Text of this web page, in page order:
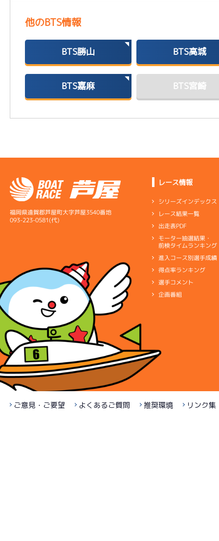
他のBTS情報
BTS勝山 BTS高城
BTS嘉麻 BTS宮崎
福岡県遠賀郡芦屋町大字芦屋3540番地
093-223-0581(代)
レース情報
シリーズインデックス
レース結果一覧
出走表PDF
モーター抽選結果・
前検タイムランキング
進入コース別選手成績
得点率ランキング
選手コメント
企画番組
ご意見・ご要望 よくあるご質問 推奨環境 リンク集